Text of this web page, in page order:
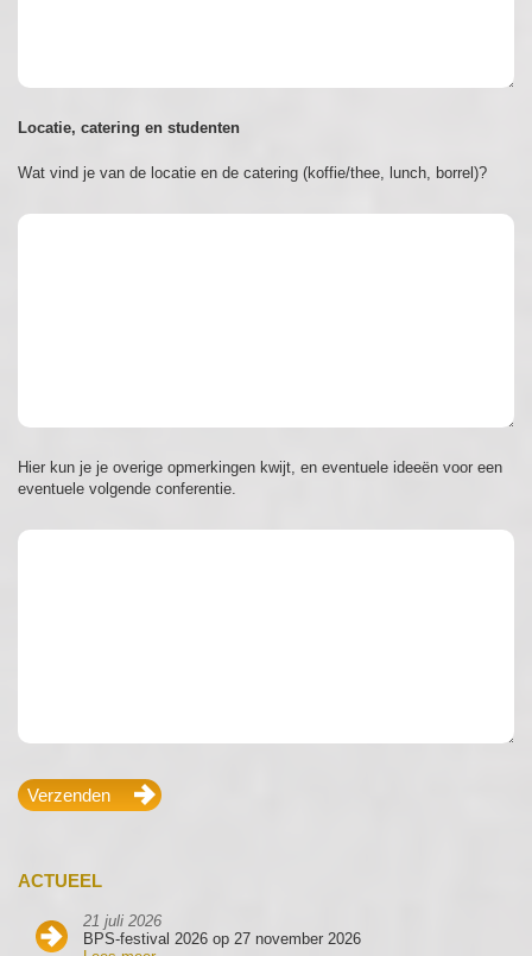
ACTUEEL
21 juli 2026
BPS-festival 2026 op 27 november 2026
Locatie, catering en studenten
Wat vind je van de locatie en de catering (koffie/thee, lunch, borrel)?
Hier kun je je overige opmerkingen kwijt, en eventuele ideeën voor een
eventuele volgende conferentie.